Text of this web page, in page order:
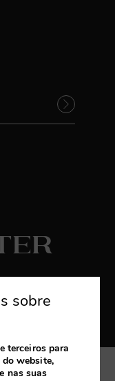
promoções
sobre
terceiros para
website,
nas suas